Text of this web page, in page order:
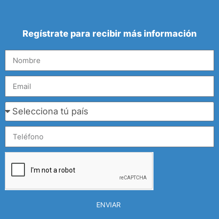
Regístrate para recibir más información
ENVIAR